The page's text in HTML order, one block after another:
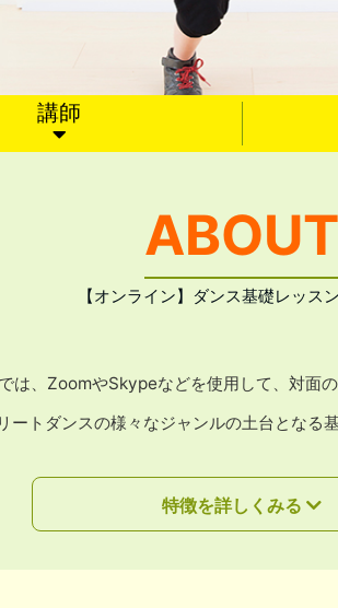
講師
【オンライン】ダンス基礎レッス
ABOUT
は、ZoomやSkypeなどを使用して、対面
ートダンスの様々なジャンルの土台となる
特徴を詳しくみる